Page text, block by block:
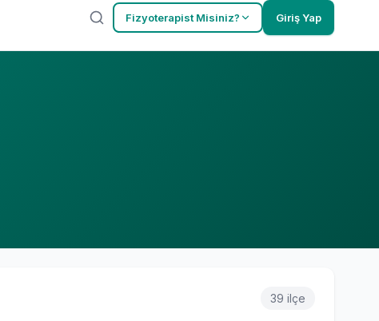
Fizyoterapist Misiniz? Giriş Yap
39 ilçe